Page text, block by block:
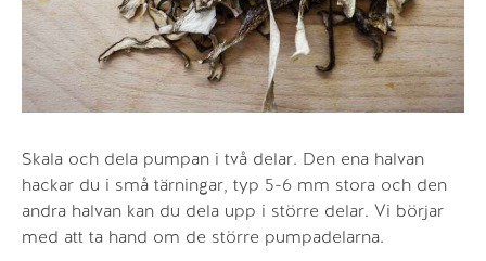
Skala och dela pumpan i två delar. Den ena halvan
hackar du i små tärningar, typ 5-6 mm stora och den
andra halvan kan du dela upp i större delar. Vi börjar
med att ta hand om de större pumpadelarna.